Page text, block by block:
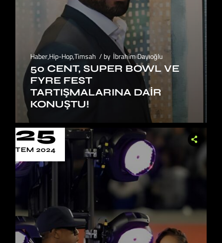
Haber,Hip-Hop,Timsah by İbrahim Dayıoğlu
50 CENT, SUPER BOWL VE
FYRE FEST
TARTIŞMALARINA DAIR
KONUŞTU!
25
TEM 2024